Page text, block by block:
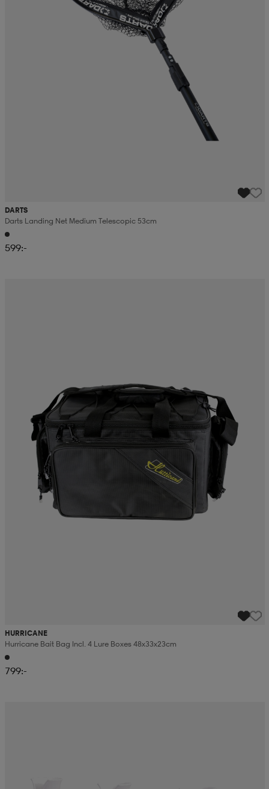
DARTS
Darts Landing Net Medium Telescopic 53cm
599:-
HURRICANE
Hurricane Bait Bag Incl. 4 Lure Boxes 48x33x23cm
799:-